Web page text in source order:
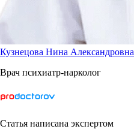
Кузнецова Нина Александровна
Врач психиатр-нарколог
Статья написана экспертом